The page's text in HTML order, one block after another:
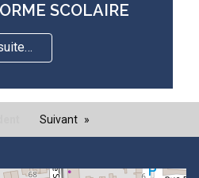
SCOLAIRE
Suivant